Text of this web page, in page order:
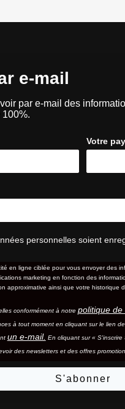
e-mail
par e-mail des
Votre
personnelles soient
en ligne ciblée pour vous envoyer des
marketing en fonction des
approximative ainsi que votre historique
conformément à notre politique de
à tout moment en cliquant sur le lien
un e-mail. En cliquant sur «
des newsletters et des offres
S'abonner